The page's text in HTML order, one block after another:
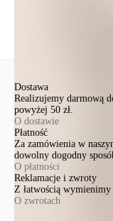
Dostawa
Realizujemy darmową
powyżej 50 zł.
O dostawie
Płatność
Za zamówienia w
dowolny dogodny
O płatności
Reklamacje i zwroty
Z łatwością
O zwrotach